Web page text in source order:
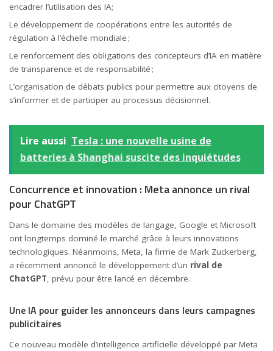
encadrer l’utilisation des IA;
Le développement de coopérations entre les autorités de
régulation à l’échelle mondiale ;
Le renforcement des obligations des concepteurs d’IA en matière
de transparence et de responsabilité ;
L’organisation de débats publics pour permettre aux citoyens de
s’informer et de participer au processus décisionnel.
Lire aussi Tesla : une nouvelle usine de
batteries à Shanghai suscite des inquiétudes
Concurrence et innovation : Meta annonce un rival
pour ChatGPT
Dans le domaine des modèles de langage, Google et Microsoft
ont longtemps dominé le marché grâce à leurs innovations
technologiques. Néanmoins, Meta, la firme de Mark Zuckerberg,
a récemment annoncé le développement d’un rival de
ChatGPT, prévu pour être lancé en décembre.
Une IA pour guider les annonceurs dans leurs campagnes
publicitaires
Ce nouveau modèle d’intelligence artificielle développé par Meta